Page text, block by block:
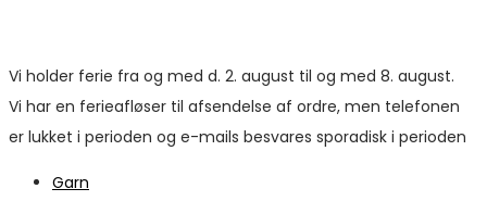
Vi holder ferie fra og med d. 2. august til og med 8. august.
Vi har en ferieafløser til afsendelse af ordre, men telefonen
er lukket i perioden og e-mails besvares sporadisk i perioden
Garn